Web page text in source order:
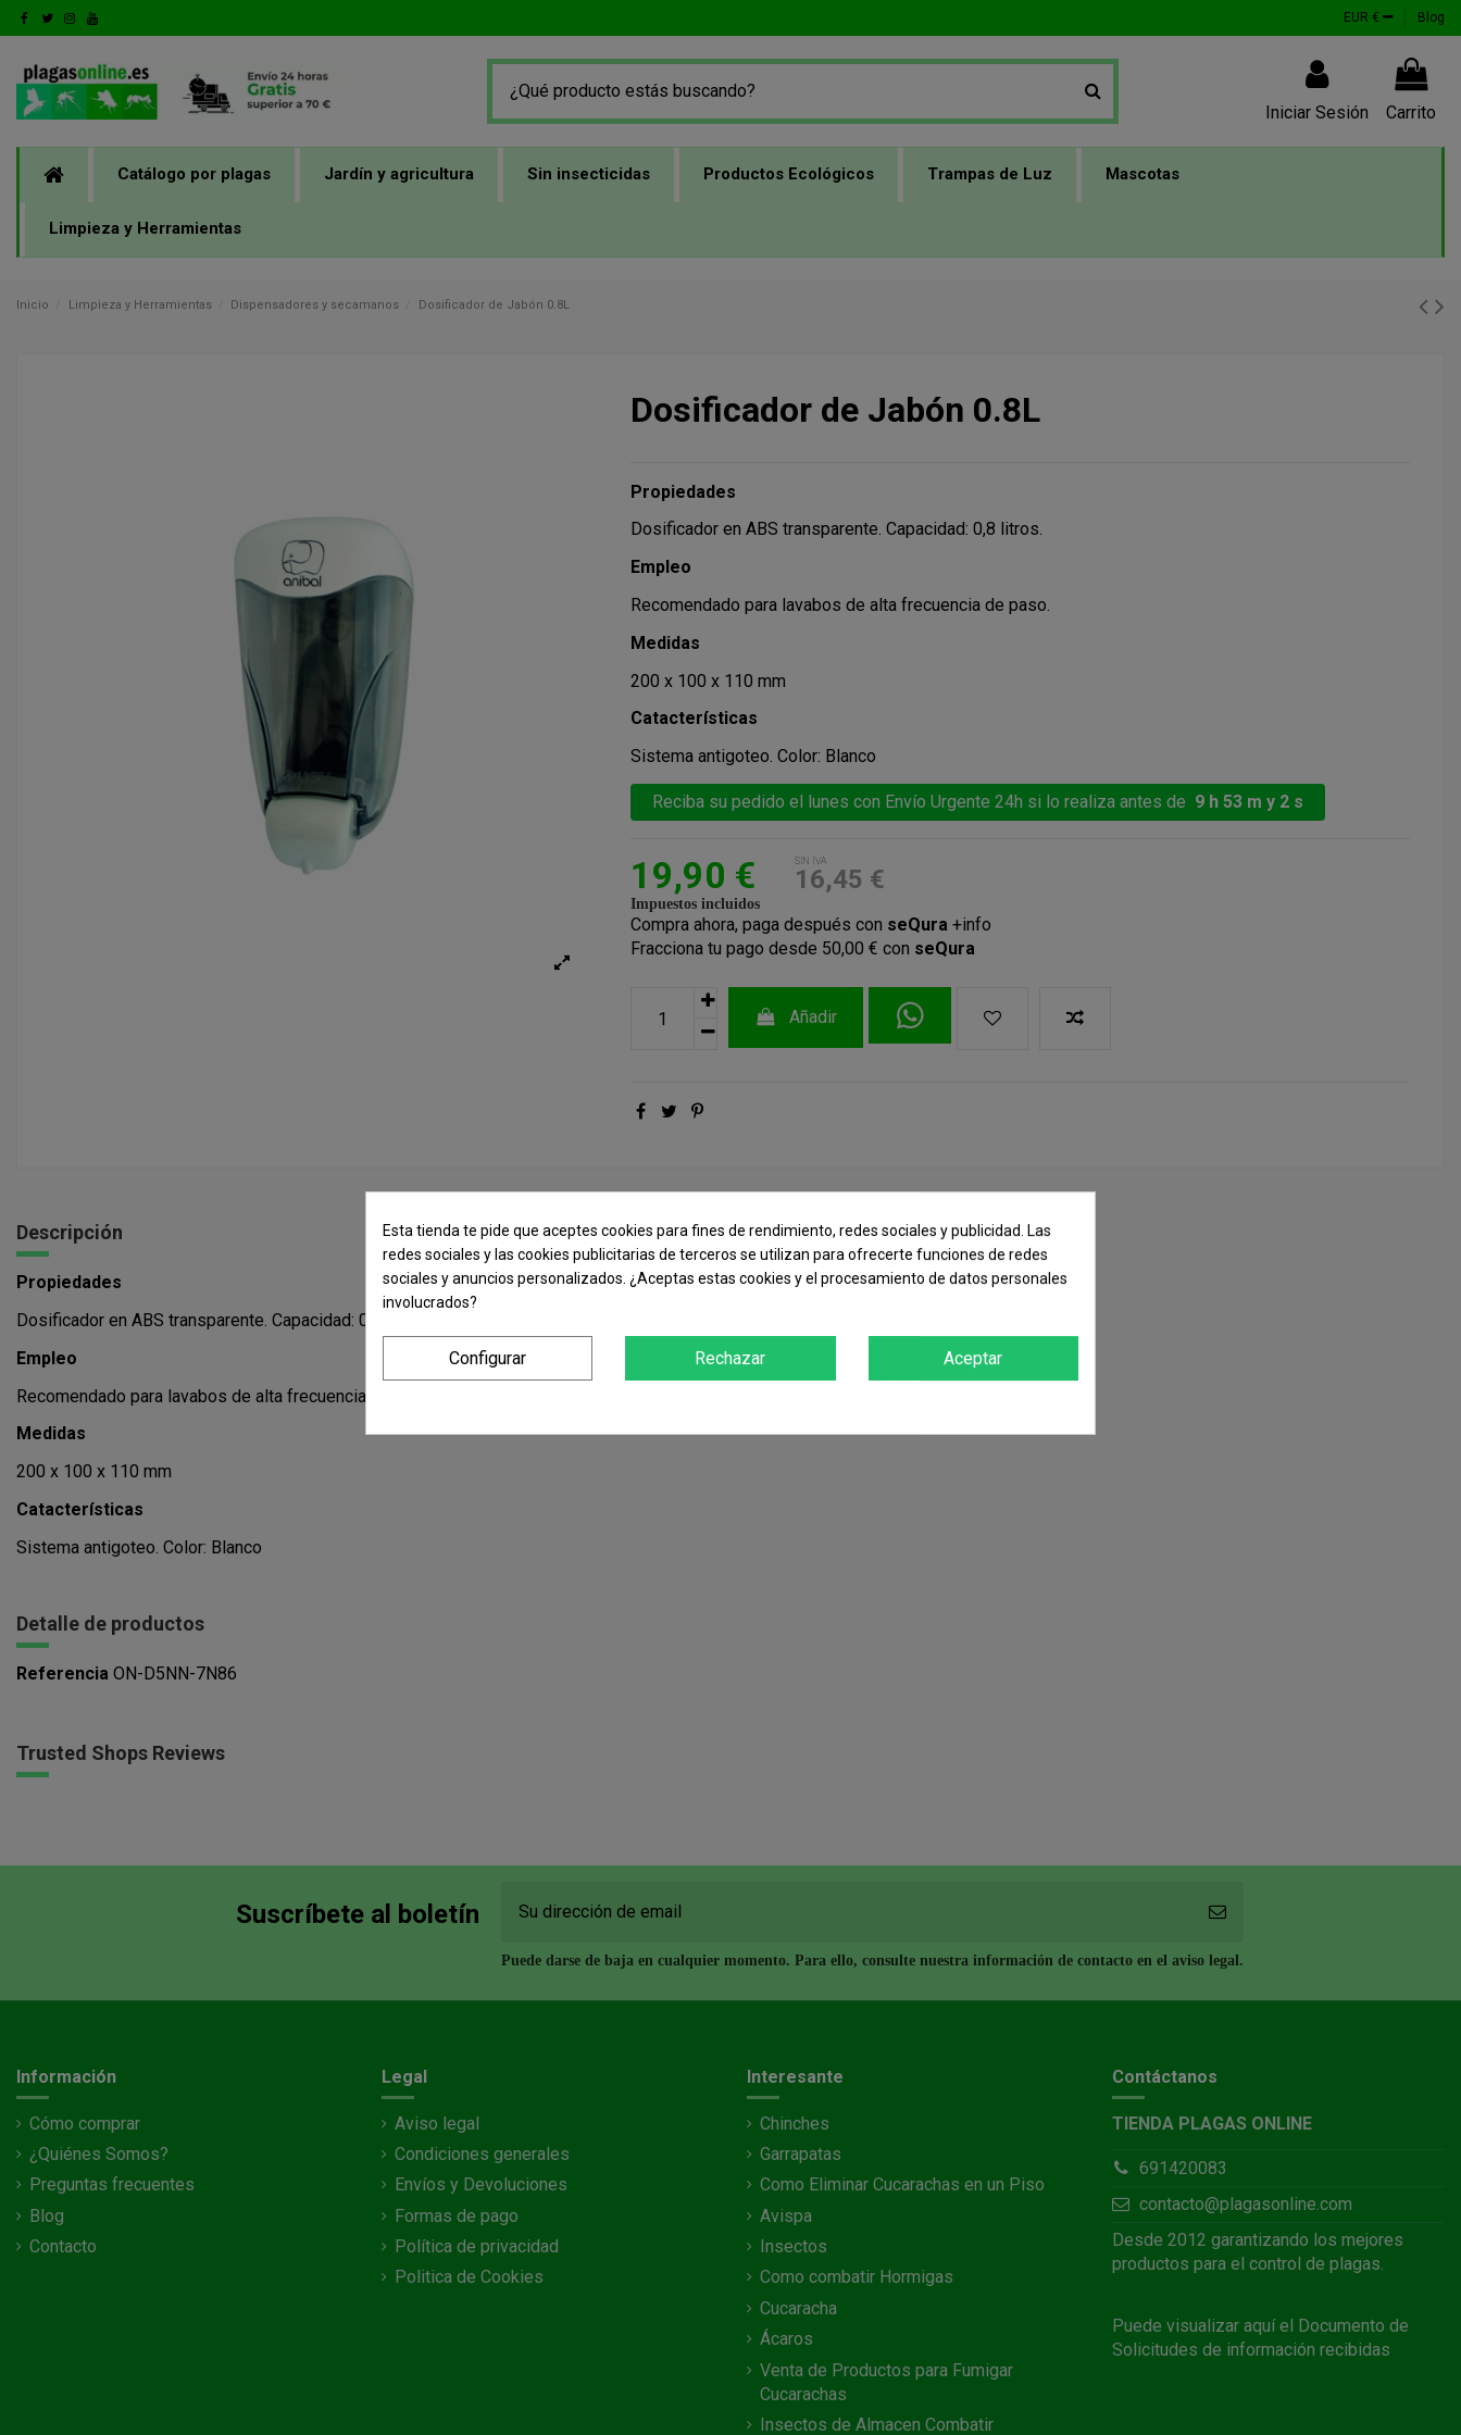
EUR € Blog
Iniciar Sesión Carrito
Catálogo por plagas Jardín y agricultura Sin insecticidas Productos Ecológicos Trampas de Luz Mascotas
Limpieza y Herramientas
Inicio Limpieza y Herramientas Dispensadores y secamanos Dosificador de Jabón 0.8L
Dosificador de Jabón 0.8L
Propiedades
Dosificador en ABS transparente. Capacidad: 0,8 litros.
Empleo
Recomendado para lavabos de alta frecuencia de paso.
Medidas
200 x 100 x 110 mm
Catacterísticas
Sistema antigoteo. Color: Blanco
Reciba su pedido el lunes con Envío Urgente 24h si lo realiza antes de 9 h 53 m y 2 s
19,90 € SIN IVA
16,45 €
Impuestos incluidos
Compra ahora, paga después con seQura +info
Fracciona tu pago desde 50,00 € con seQura
Añadir
Descripción
Propiedades
Dosificador en ABS transparente. Capacidad: 0,8 litros.
Empleo
Recomendado para lavabos de alta frecuencia de paso.
Medidas
200 x 100 x 110 mm
Catacterísticas
Sistema antigoteo. Color: Blanco
Detalle de productos
Referencia ON-D5NN-7N86
Trusted Shops Reviews
Suscríbete al boletín
Puede darse de baja en cualquier momento. Para ello, consulte nuestra información de contacto en el aviso legal.
Información
Cómo comprar
¿Quiénes Somos?
Preguntas frecuentes
Blog
Contacto
Legal
Aviso legal
Condiciones generales
Envíos y Devoluciones
Formas de pago
Política de privacidad
Politica de Cookies
Interesante
Chinches
Garrapatas
Como Eliminar Cucarachas en un Piso
Avispa
Insectos
Como combatir Hormigas
Cucaracha
Ácaros
Venta de Productos para Fumigar
Cucarachas
Insectos de Almacen Combatir
Contáctanos
TIENDA PLAGAS ONLINE
691420083
contacto@plagasonline.com
Desde 2012 garantizando los mejores
productos para el control de plagas.
Puede visualizar aquíel Documento de
Solicitudes de información recibidas
Esta tienda te pide que aceptes cookies para fines de rendimiento, redes sociales y publicidad. Las
redes sociales y las cookies publicitarias de terceros se utilizan para ofrecerte funciones de redes
sociales y anuncios personalizados. ¿Aceptas estas cookies y el procesamiento de datos personales
involucrados?
Configurar Rechazar Aceptar